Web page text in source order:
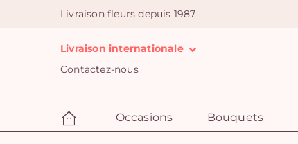
Livraison fleurs depuis 1987
Livraison internationale
Contactez-nous
Occasions Bouquets